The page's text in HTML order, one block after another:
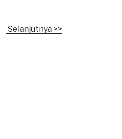
Selanjutnya >>